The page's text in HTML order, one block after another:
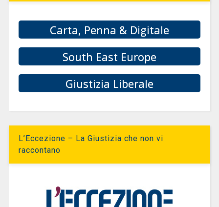
Carta, Penna & Digitale
South East Europe
Giustizia Liberale
L’Eccezione – La Giustizia che non vi
raccontano